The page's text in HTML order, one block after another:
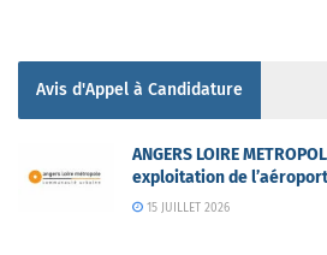
Avis d'Appel à Candidature
ANGERS LOIRE
exploitation de
15 JUILLET 2026